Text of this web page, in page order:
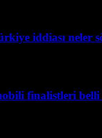
iddiası neler
finalistleri